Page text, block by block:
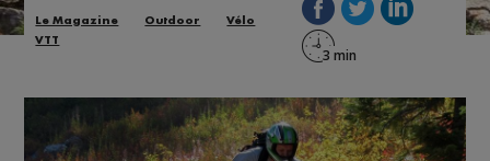
Le Magazine Outdoor
Vélo
VTT